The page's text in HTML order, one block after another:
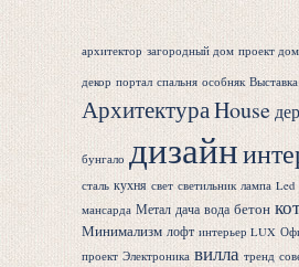
архитектор загородный дом проект
декор портал спальня особняк Выставка
АрхитектураHouse
бунгало дизайн
сталь кухня свет светильник лампа Led
мансарда Метал дача вода бетон
Минимализм лофт интерьер LUX
проект Электроника вилла тренд